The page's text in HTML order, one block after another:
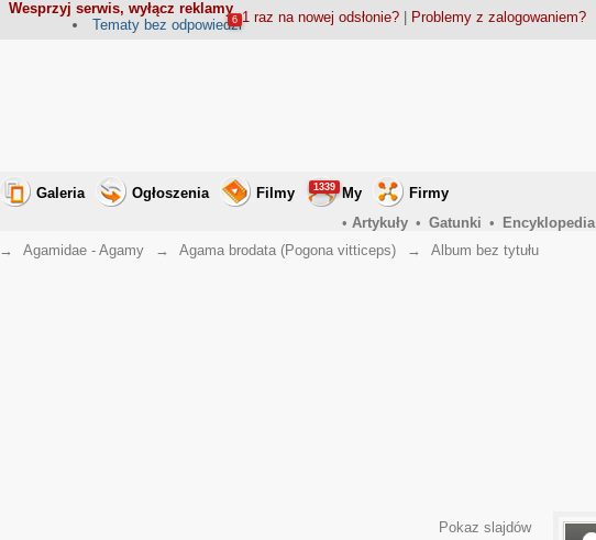
Wesprzyj serwis, wyłącz reklamy
1 raz na nowej odsłonie?| Problemy z zalogowaniem?
Tematy bez odpowiedzi
6
Galeria Ogłoszenia Filmy My
1339
Firmy
• Artykuły • Gatunki • Encyklopedia
→ Agamidae - Agamy → Agama brodata (Pogona vitticeps) → Album bez tytułu
Pokaz slajdów